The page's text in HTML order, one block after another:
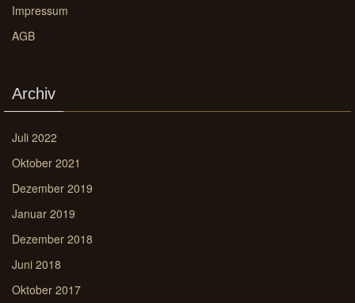
Impressum
AGB
Archiv
Juli 2022
Oktober 2021
Dezember 2019
Januar 2019
Dezember 2018
Juni 2018
Oktober 2017